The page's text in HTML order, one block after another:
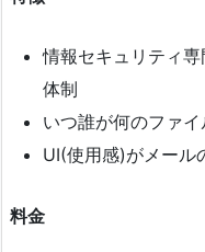
情報セキュリティ
体制
いつ誰が何のファ
UI(使用感)がメール
料金